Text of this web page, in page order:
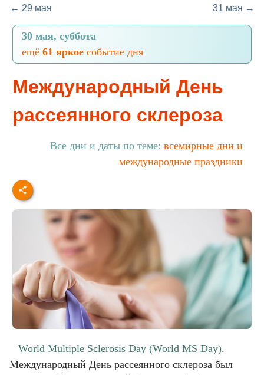
← 29 мая 31 мая →
30 мая, суббота
ещё 61 яркое событие дня
Международный День
рассеянного склероза
Все дни и даты по теме: всемирные дни и
международные праздники
World Multiple Sclerosis Day (World MS Day).
Международный День рассеянного склероза был